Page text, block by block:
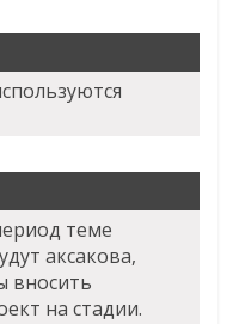
теме
аксакова,
вносить
на стадии.